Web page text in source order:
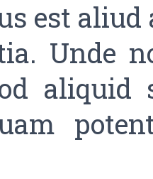
est aliud
Unde
aliquid